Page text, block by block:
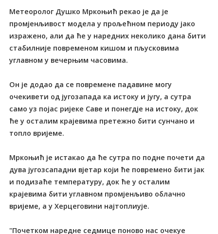
Метеоролог Душко Мркоњић рекао је да је
промјенљивост модела у прољећном периоду јако
изражено, али да ће у наредних неколико дана бити
стабилније повременом кишом и пљусковима
углавном у вечерњим часовима.
Он је додао да се повремене падавине могу
очекивети од југозапада ка истоку и југу, а сутра
само уз појас ријеке Саве и понегдје на истоку, док
ће у осталим крајевима претежно бити сунчано и
топло вријеме.
Мркоњић је истакао да ће сутра по подне почети да
дува југозсападни вјетар који ће повремено бити јак
и подизаће температуру, док ће у осталим
крајевима бити углавном промјенљиво облачно
вријеме, а у Херцеговини најтоплиује.
"Почетком наредне седмице поново нас очекуе